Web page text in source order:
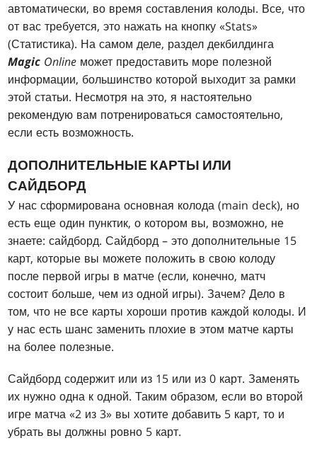
автоматически, во время составления колоды. Все, что
от вас требуется, это нажать на кнопку «Stats»
(Статистика). На самом деле, раздел декбилдинга
Magic Online может предоставить море полезной
информации, большинство которой выходит за рамки
этой статьи. Несмотря на это, я настоятельно
рекомендую вам потренироваться самостоятельно,
если есть возможность.
ДОПОЛНИТЕЛЬНЫЕ КАРТЫ ИЛИ
САЙДБОРД
У нас сформирована основная колода (main deck), но
есть еще один пунктик, о котором вы, возможно, не
знаете: сайдборд. Сайдборд – это дополнительные 15
карт, которые вы можете положить в свою колоду
после первой игры в матче (если, конечно, матч
состоит больше, чем из одной игры). Зачем? Дело в
том, что не все карты хороши против каждой колоды. И
у нас есть шанс заменить плохие в этом матче карты
на более полезные.
Сайдборд содержит или из 15 или из 0 карт. Заменять
их нужно одна к одной. Таким образом, если во второй
игре матча «2 из 3» вы хотите добавить 5 карт, то и
убрать вы должны ровно 5 карт.